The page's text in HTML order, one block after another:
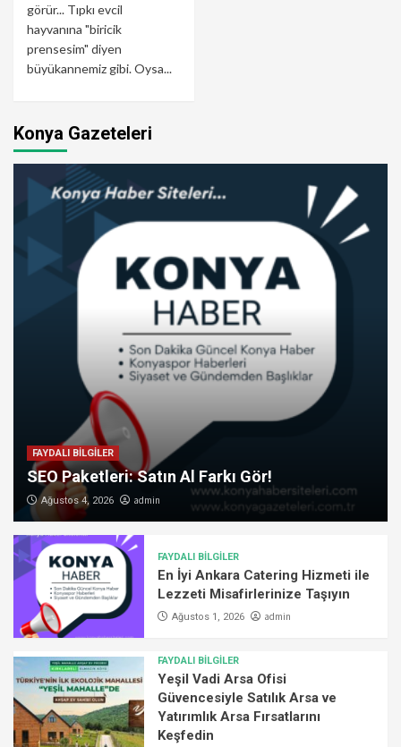
görür... Tıpkı evcil
hayvanına "biricik
prensesim" diyen
büyükannemiz gibi. Oysa...
Konya Gazeteleri
FAYDALI BİLGİLER
SEO Paketleri: Satın Al Farkı Gör!
Ağustos 4, 2026 admin
FAYDALI BİLGİLER
En İyi Ankara Catering Hizmeti ile
Lezzeti Misafirlerinize Taşıyın
Ağustos 1, 2026 admin
FAYDALI BİLGİLER
Yeşil Vadi Arsa Ofisi
Güvencesiyle Satılık Arsa ve
Yatırımlık Arsa Fırsatlarını
Keşfedin